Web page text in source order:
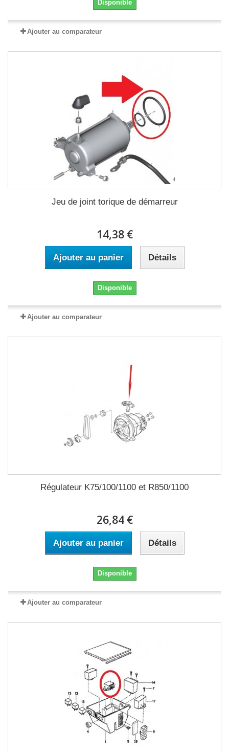
Disponible
Ajouter au comparateur
Jeu de joint torique de démarreur
14,38 €
Ajouter au panier Détails
Disponible
Ajouter au comparateur
Régulateur K75/100/1100 et R850/1100
26,84 €
Ajouter au panier Détails
Disponible
Ajouter au comparateur